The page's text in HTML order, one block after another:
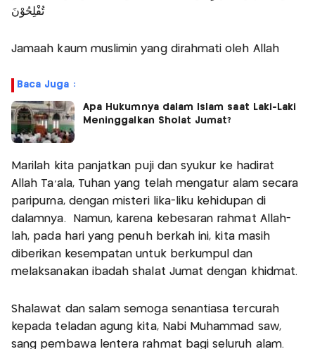
تُفْلِحُوْنَ
Jamaah kaum muslimin yang dirahmati oleh Allah
Baca Juga :
Apa Hukumnya dalam Islam saat Laki-Laki
Meninggalkan Sholat Jumat?
Marilah kita panjatkan puji dan syukur ke hadirat
Allah Ta'ala, Tuhan yang telah mengatur alam secara
paripurna, dengan misteri lika-liku kehidupan di
dalamnya. Namun, karena kebesaran rahmat Allah-
lah, pada hari yang penuh berkah ini, kita masih
diberikan kesempatan untuk berkumpul dan
melaksanakan ibadah shalat Jumat dengan khidmat.
Shalawat dan salam semoga senantiasa tercurah
kepada teladan agung kita, Nabi Muhammad saw,
sang pembawa lentera rahmat bagi seluruh alam.